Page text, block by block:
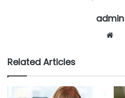
admin
Related Articles